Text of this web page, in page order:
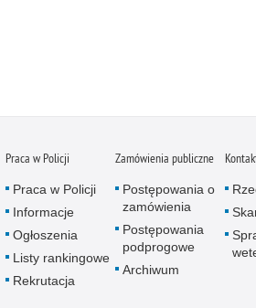
Praca w Policji
Praca w Policji
Informacje
Ogłoszenia
Listy rankingowe
Rekrutacja
Zamówienia publiczne
Postępowania o
zamówienia
Postępowania
podprogowe
Archiwum